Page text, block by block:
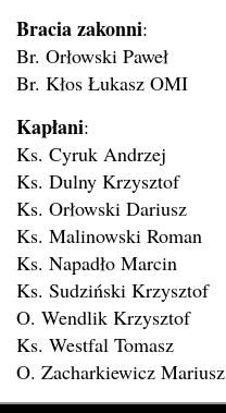
Bracia zakonni:
Br. Orłowski Paweł
Br. Kłos Łukasz OMI
Kapłani:
Ks. Cyruk Andrzej
Ks. Dulny Krzysztof
Ks. Orłowski Dariusz
Ks. Malinowski Roman
Ks. Napadło Marcin
Ks. Sudziński Krzysztof
O. Wendlik Krzysztof
Ks. Westfal Tomasz
O. Zacharkiewicz Mariusz